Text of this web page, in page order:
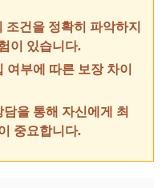
조건을 정확히 파악하지
이 있습니다.
여부에 따른 보장 차이
을 통해 자신에게 최
중요합니다.